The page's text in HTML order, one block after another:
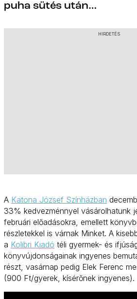
puha sütés után…
HIRDETÉS
A Katona József Színházban
33% kedvezménnyel vásárolhatunk
februári előadásokra, emellett
részletekkel is várnak Minket. A
a Kolibri Kiadó téli gyermek- és
könyvújdonságainak ingyenes
részt, vasárnap pedig Elek Ferenc
(900 Ft/gyerek, kísérőnek ingyenes).